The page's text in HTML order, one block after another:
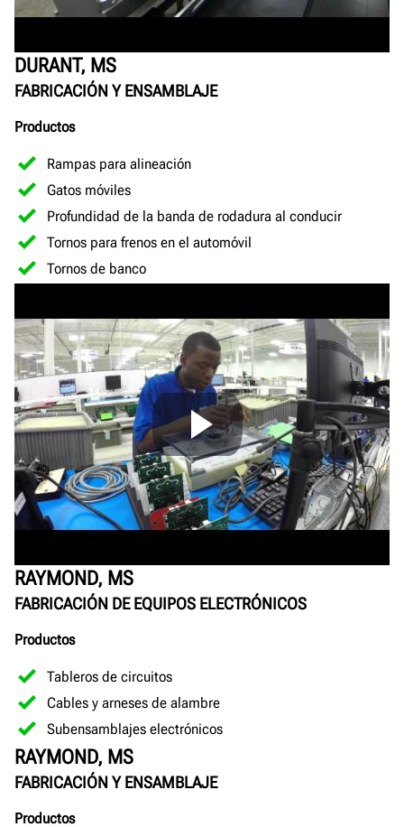
DURANT, MS
FABRICACIÓN Y ENSAMBLAJE
Productos
Rampas para alineación
Gatos móviles
Profundidad de la banda de rodadura al conducir
Tornos para frenos en el automóvil
Tornos de banco
RAYMOND, MS
FABRICACIÓN DE EQUIPOS ELECTRÓNICOS
Productos
Tableros de circuitos
Cables y arneses de alambre
Subensamblajes electrónicos
RAYMOND, MS
FABRICACIÓN Y ENSAMBLAJE
Productos